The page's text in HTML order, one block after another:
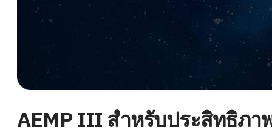
AEMP III สำหรับประสิทธิภา